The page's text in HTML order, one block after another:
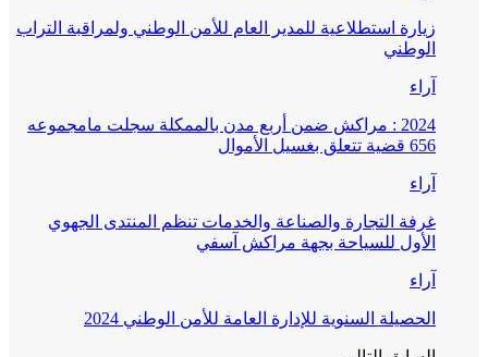
زيارة استطلاعية للمدير العام للأمن الوطني ولمراقبة التراب
الوطني
آراء
2024 : مراكش ضمن أربع مدن بالممكلة سجلت مامجموعه
656 قضية تتعلق بغسيل الأموال
آراء
غرفة التجارة والصناعة والخدمات تنظم المنتدى الجهوي
الأول للسياحة بجهة مراكش آسفي
آراء
الحصيلة السنوية للإدارة العامة للأمن الوطني 2024